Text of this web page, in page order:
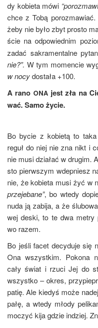
dy kobie­ta mówi
chce z Tobą
żeby nie było zbyt pro­sto
ście na odpo­wied­nim
zadać sakra­men­tal­ne
nie?”. W tym momen­cie
w nocydosta­ła +100.
A rano ONAjest zła na
wać. Samo życie.
Bo bycie z kobie­tą to
reguł do niej nie zna nikt i
nie musi dzia­łać w dru­gim.
sto pierw­szym wdep­niesz
nie, że kobie­ta musi żyć w
prze­je­ba­ne”, bo wte­dy
nuda ją zabi­ja, a że
wej deski, to te dwa
wo razem.
Bo jeśli facet decy­du­je się
Ona wszyst­kim. Poko­na
cały świat i rzu­ci Jej do
wszyst­ko – okres,
pa­tię. Ale kie­dyś może
pałę, a wte­dy mło­dy
moczyć kija gdzie indziej.